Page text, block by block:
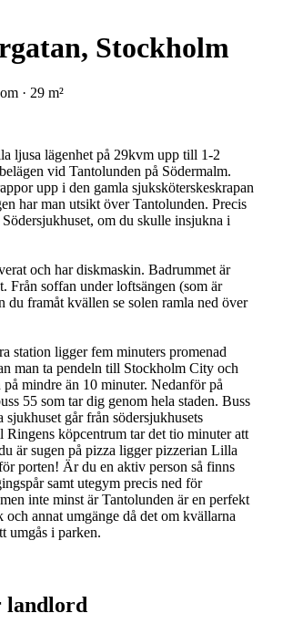
Stockholm
· 29 m²
ljusa lägenhet på 29kvm upp till 1-2
vid Tantolunden på Södermalm.
upp i den gamla sjuksköterskeskrapan
har man utsikt över Tantolunden. Precis
om du skulle insjukna i
och har diskmaskin. Badrummet är
Från soffan under loftsängen (som är
du framåt kvällen se solen ramla ned över
station ligger fem minuters promenad
man ta pendeln till Stockholm City och
mindre än 10 minuter. Nedanför på
55 som tar dig genom hela staden. Buss
går från södersjukhusets
Ringens köpcentrum tar det tio minuter att
är sugen på pizza ligger pizzerian Lilla
porten! Är du en aktiv person så finns
samt utegym precis ned för
inte minst är Tantolunden är en perfekt
annat umgänge då det om kvällarna
umgås i parken.
landlord